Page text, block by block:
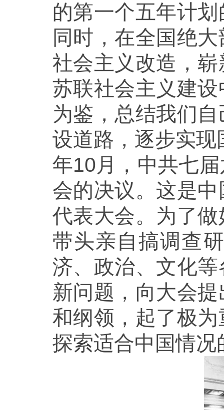
的第一个五年计
同时，在全国绝
社会主义改造，
苏联社会主义建
为鉴，总结我们
设道路，逐步实
年10月，中共七
会的决议。这是
代表大会。为了
带头亲自搞调查
济、政治、文化
新问题，向大会
和纲领，起了极
探索适合中国情